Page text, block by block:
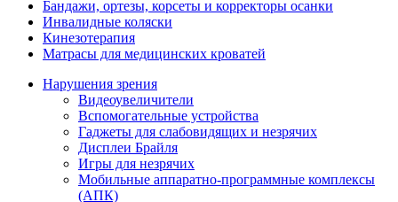
Бандажи, ортезы, корсеты и корректоры осанки
Инвалидные коляски
Кинезотерапия
Матрасы для медицинских кроватей
Нарушения зрения
Видеоувеличители
Вспомогательные устройства
Гаджеты для слабовидящих и незрячих
Дисплеи Брайля
Игры для незрячих
Мобильные аппаратно-программные комплексы
(АПК)